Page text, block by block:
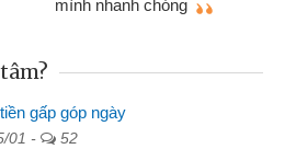
gấp góp ngày
01 - 52